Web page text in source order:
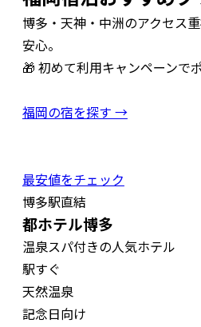
博多・天神・中洲のアクセス
安心。
🎁 初めて利用キャンペーンで
福岡の宿を探す →
最安値をチェック
博多駅直結
都ホテル博多
温泉スパ付きの人気ホテル
駅すぐ
天然温泉
記念日向け